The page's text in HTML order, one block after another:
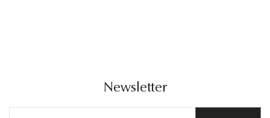
Newsletter